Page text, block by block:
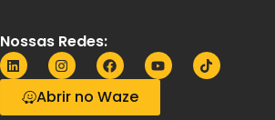
Nossas Redes:
Abrir no Waze